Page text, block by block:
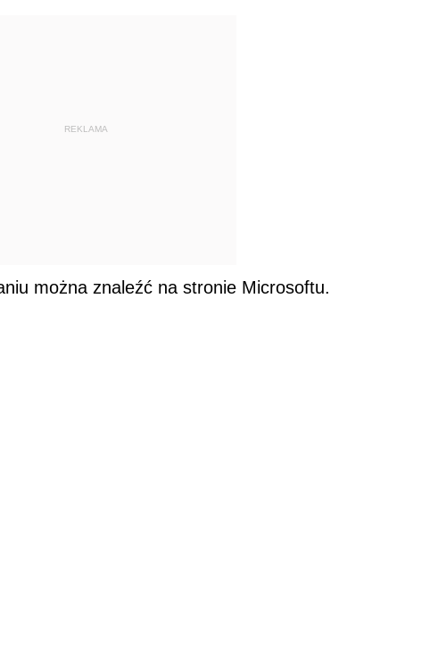
REKLAMA
można znaleźć na stronie Microsoftu.